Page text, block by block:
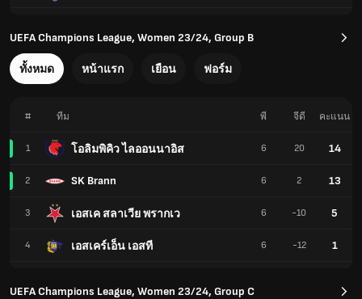
UEFA Champions League, Women 23/24, Group B
ทั้งหมด หน้าแรก เยือน ฟอร์ม
# ทีม
1 โอลิมพิคิว ไลออนนาอิส
2 SK Brann
3 เอสเค สลาเวีย พรากเว
4 เอสเคร์เอ็น เอสที
พี จีดี คะแนน
6 20 14
6 2 13
6 -10 5
6 -12 1
UEFA Champions League, Women 23/24, Group C